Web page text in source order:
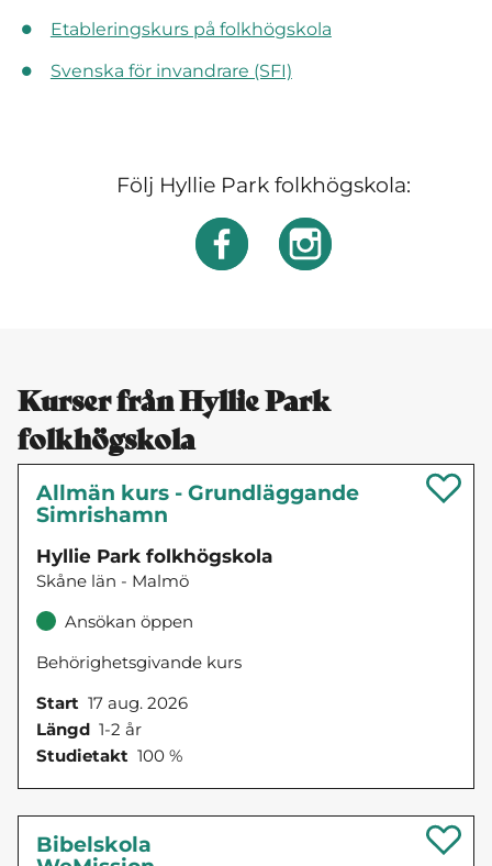
Etableringskurs på folkhögskola
Svenska för invandrare (SFI)
Följ Hyllie Park folkhögskola:
Kurser från Hyllie Park
folkhögskola
Allmän kurs - Grundläggande
Simrishamn
Hyllie Park folkhögskola
Skåne län - Malmö
Ansökan öppen
Behörighetsgivande kurs
Start 17 aug. 2026
Längd 1-2 år
Studietakt 100 %
Bibelskola